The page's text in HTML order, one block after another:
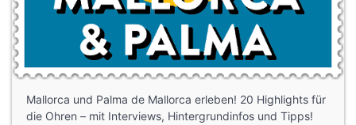
Mallorca und Palma de Mallorca erleben! 20 Highlights für
die Ohren – mit Interviews, Hintergrundinfos und Tipps!